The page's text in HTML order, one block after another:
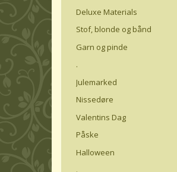
Deluxe Materials
Stof, blonde og bånd
Garn og pinde
.
Julemarked
Nissedøre
Valentins Dag
Påske
Halloween
.